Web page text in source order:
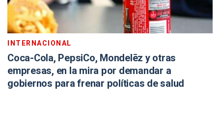
INTERNACIONAL
Coca-Cola, PepsiCo, Mondelēz y otras
empresas, en la mira por demandar a
gobiernos para frenar políticas de salud